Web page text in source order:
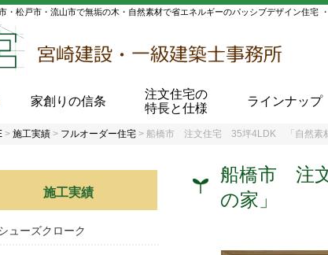
・松戸市・流山市で無垢の木・自然素材で省エネルギーのパッシブデザイン住宅
家創りの信条
注文住宅の
特長と仕様
ラインナップ
> 施工実績 > フルオーダー住宅 > 船橋市 注文住宅 35坪4LDK 「自然素材
船橋市 注
の家」
施工実績
ューズクローク